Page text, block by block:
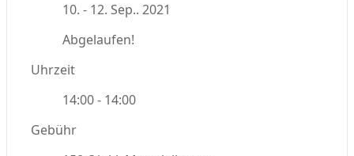
10. - 12. Sep.. 2021
Abgelaufen!
Uhrzeit
14:00 - 14:00
Gebühr